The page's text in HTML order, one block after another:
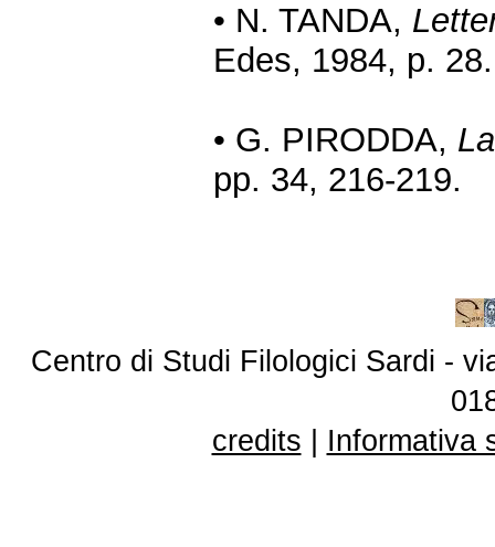
• N. TANDA,
Edes, 1984, p. 28.
• G. PIRODDA,
pp. 34, 216-219.
Centro di Studi Filologici Sardi -
credits
Informativa